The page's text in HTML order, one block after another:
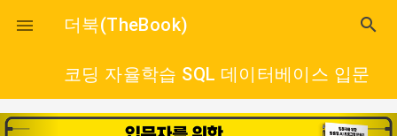
close
 더북(TheBook) search
코딩 자율학습 SQL 데이터베이스 입문
p
n